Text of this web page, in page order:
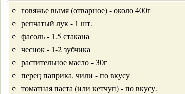
говяжье вымя (отварное) - около 400г
репчатый лук - 1 шт.
фасоль - 1.5 стакана
чеснок - 1-2 зубчика
растительное масло - 30г
перец паприка, чили - по вкусу
томатная паста (или кетчуп) - по вкусу.